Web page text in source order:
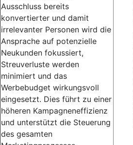
Ausschluss bereits
konvertierter und damit
irrelevanter Personen wird die
Ansprache auf potenzielle
Neukunden fokussiert,
Streuverluste werden
minimiert und das
Werbebudget wirkungsvoll
eingesetzt. Dies führt zu einer
höheren Kampagneneffizienz
und unterstützt die Steuerung
des gesamten